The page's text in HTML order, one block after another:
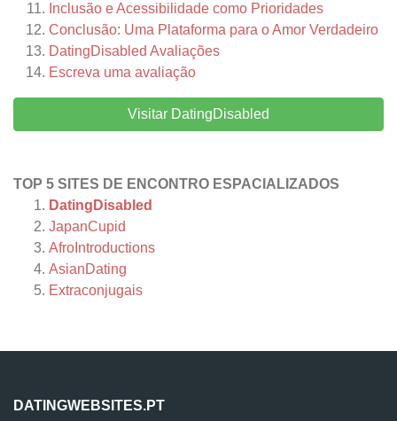
Inclusão e Acessibilidade como Prioridades
Conclusão: Uma Plataforma para o Amor Verdadeiro
DatingDisabled Avaliações
Escreva uma avaliação
Visitar DatingDisabled
TOP 5 SITES DE ENCONTRO ESPACIALIZADOS
DatingDisabled
JapanCupid
AfroIntroductions
AsianDating
Extraconjugais
DATINGWEBSITES.PT